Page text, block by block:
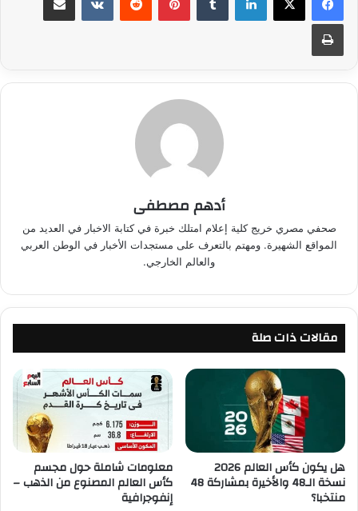
طباعة
أدهم مصطفى
صحفي مصري خريج كلية إعلام امتلك خبرة في كتابة الاخبار في العديد من
المواقع الشهيرة. ومهتم بالتعرف على مستجدات الأخبار في الوطن العربي
والعالم الخارجي.
مقالات ذات صلة
هل يكون كأس العالم 2026
نسخة الـ48 والأخيرة بمشاركة 48
منتخبا؟
معلومات شاملة حول مجسم
كأس العالم المصنوع من الذهب –
إنفوجرافية